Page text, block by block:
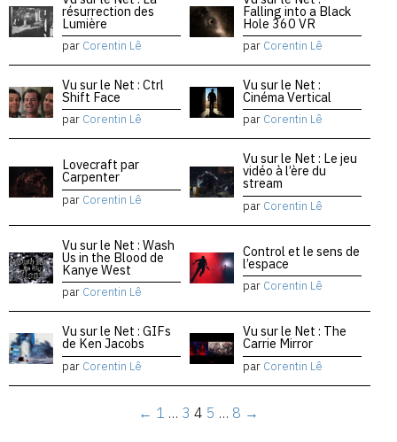
résurrection des
Lumière
par Corentin Lê
Falling into a Black
Hole 360 VR
par Corentin Lê
Vu sur le Net : Ctrl
Shift Face
par Corentin Lê
Vu sur le Net :
Cinéma Vertical
par Corentin Lê
Lovecraft par
Carpenter
par Corentin Lê
Vu sur le Net : Le jeu
vidéo à l’ère du
stream
par Corentin Lê
Vu sur le Net : Wash
Us in the Blood de
Kanye West
par Corentin Lê
Control et le sens de
l’espace
par Corentin Lê
Vu sur le Net : GIFs
de Ken Jacobs
par Corentin Lê
Vu sur le Net : The
Carrie Mirror
par Corentin Lê
← 1 … 3 4 5 … 8 →